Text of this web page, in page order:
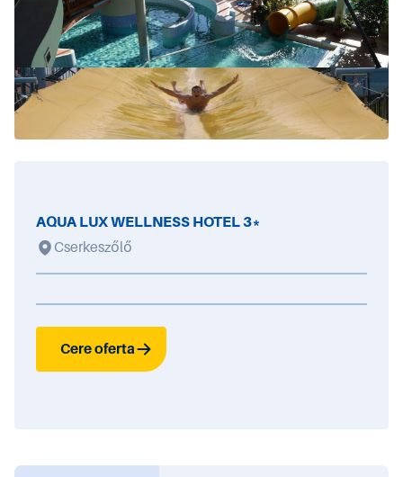
AQUA LUX WELLNESS HOTEL 3*
Cserkeszőlő
Cere oferta